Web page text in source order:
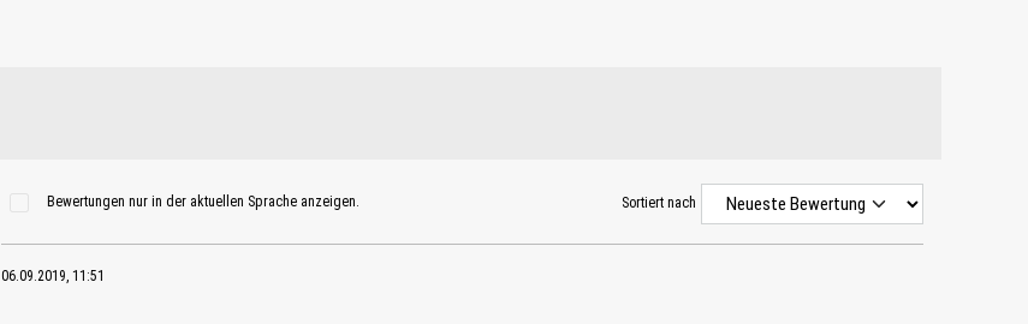
Bewertungen nur in der aktuellen Sprache anzeigen. Sortiert nach
06.09.2019, 11:51